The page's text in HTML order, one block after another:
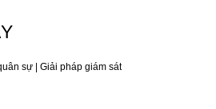
sự | Giải pháp giám sát